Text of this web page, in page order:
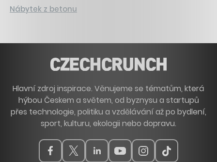
Nábytek z betonu
Hlavní zdroj inspirace. Věnujeme se tématům, která
hýbou Českem a světem, od byznysu a startupů
přes technologie, politiku a vzdělávání až po bydlení,
sport, kulturu, ekologii nebo dopravu.